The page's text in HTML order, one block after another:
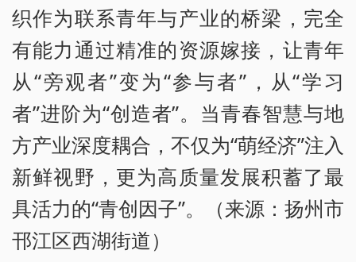
织作为联系青年与产业的桥梁，完全
有能力通过精准的资源嫁接，让青年
从“旁观者”变为“参与者”，从“学习
者”进阶为“创造者”。当青春智慧与地
方产业深度耦合，不仅为“萌经济”注入
新鲜视野，更为高质量发展积蓄了最
具活力的“青创因子”。（来源：扬州市
邗江区西湖街道）